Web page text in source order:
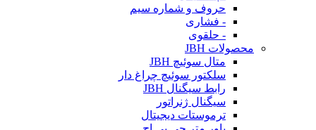
حروف و شماره سیم
- فشاری
- حلقوی
محصولات JBH
متال سوئیچ JBH
سلکتور سوئیچ چراغ دار
رابط سیگنال JBH
سیگنال ژنراتور
ترموستات دیجیتال